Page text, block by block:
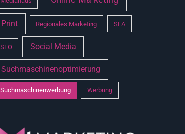
Print Regionales Marketing SEA
SEO Social Media
Suchmaschinenoptimierung
Suchmaschinenwerbung Werbung